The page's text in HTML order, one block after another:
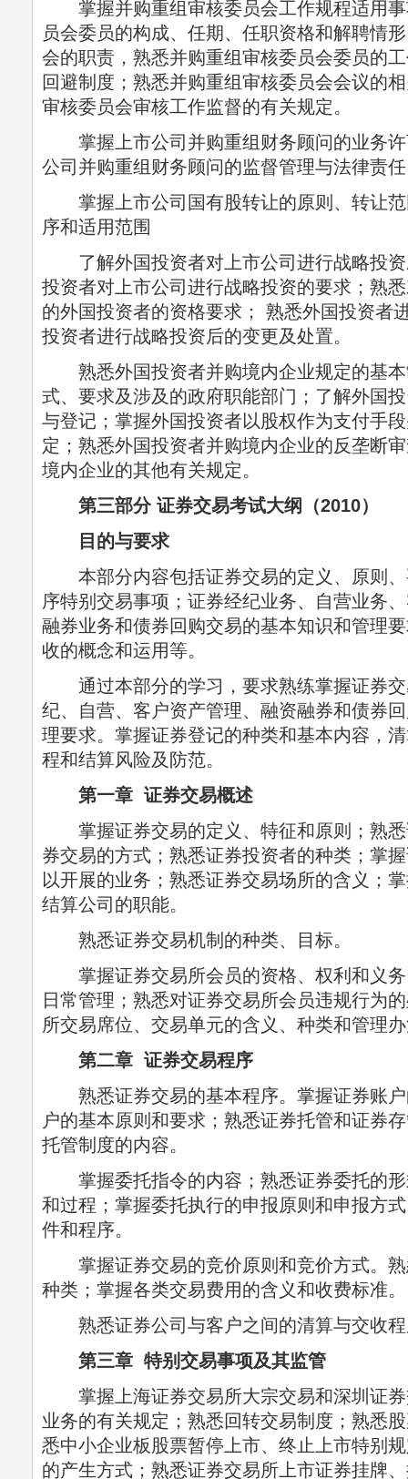
掌握并购重组审核委员会工作规程适用事
员会委员的构成、任期、任职资格和解聘情
会的职责，熟悉并购重组审核委员会委员的
回避制度；熟悉并购重组审核委员会会议的
审核委员会审核工作监督的有关规定。
掌握上市公司并购重组财务顾问的业务许
公司并购重组财务顾问的监督管理与法律责
掌握上市公司国有股转让的原则、转让范
序和适用范围
了解外国投资者对上市公司进行战略投资
投资者对上市公司进行战略投资的要求；熟
的外国投资者的资格要求； 熟悉外国投资者
投资者进行战略投资后的变更及处置。
熟悉外国投资者并购境内企业规定的基本
式、要求及涉及的政府职能部门；了解外国
与登记；掌握外国投资者以股权作为支付手
定；熟悉外国投资者并购境内企业的反垄断
境内企业的其他有关规定。
第三部分 证券交易考试大纲（2010）
目的与要求
本部分内容包括证券交易的定义、原则、
序特别交易事项；证券经纪业务、自营业务
融券业务和债券回购交易的基本知识和管理
收的概念和运用等。
通过本部分的学习，要求熟练掌握证券交
纪、自营、客户资产管理、融资融券和债券
理要求。掌握证券登记的种类和基本内容，
程和结算风险及防范。
第一章 证券交易概述
掌握证券交易的定义、特征和原则；熟悉
券交易的方式；熟悉证券投资者的种类；掌
以开展的业务；熟悉证券交易场所的含义；
结算公司的职能。
熟悉证券交易机制的种类、目标。
掌握证券交易所会员的资格、权利和义务
日常管理；熟悉对证券交易所会员违规行为
所交易席位、交易单元的含义、种类和管理
第二章 证券交易程序
熟悉证券交易的基本程序。掌握证券账户
户的基本原则和要求；熟悉证券托管和证券
托管制度的内容。
掌握委托指令的内容；熟悉证券委托的形
和过程；掌握委托执行的申报原则和申报方
件和程序。
掌握证券交易的竞价原则和竞价方式。熟
种类；掌握各类交易费用的含义和收费标准。
熟悉证券公司与客户之间的清算与交收程
第三章 特别交易事项及其监管
掌握上海证券交易所大宗交易和深圳证券
业务的有关规定；熟悉回转交易制度；熟悉
悉中小企业板股票暂停上市、终止上市特别
的产生方式；熟悉证券交易所上市证券挂牌